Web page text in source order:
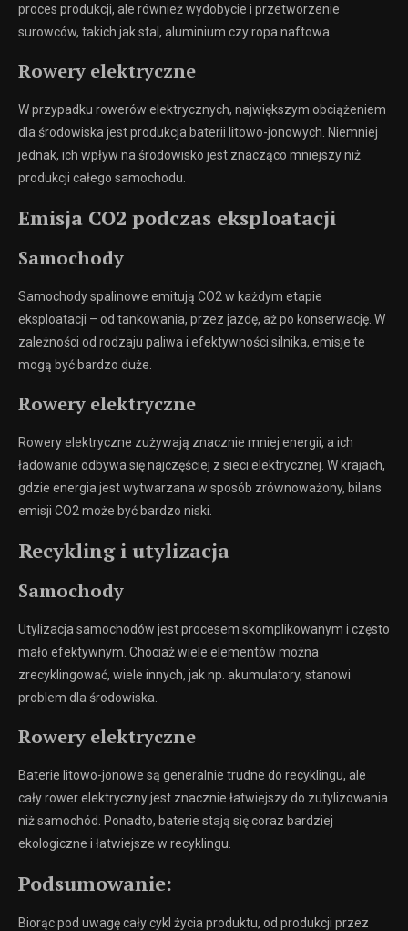
proces produkcji, ale również wydobycie i przetworzenie
surowców, takich jak stal, aluminium czy ropa naftowa.
Rowery elektryczne
W przypadku rowerów elektrycznych, największym obciążeniem
dla środowiska jest produkcja baterii litowo-jonowych. Niemniej
jednak, ich wpływ na środowisko jest znacząco mniejszy niż
produkcji całego samochodu.
Emisja CO2 podczas eksploatacji
Samochody
Samochody spalinowe emitują CO2 w każdym etapie
eksploatacji – od tankowania, przez jazdę, aż po konserwację. W
zależności od rodzaju paliwa i efektywności silnika, emisje te
mogą być bardzo duże.
Rowery elektryczne
Rowery elektryczne zużywają znacznie mniej energii, a ich
ładowanie odbywa się najczęściej z sieci elektrycznej. W krajach,
gdzie energia jest wytwarzana w sposób zrównoważony, bilans
emisji CO2 może być bardzo niski.
Recykling i utylizacja
Samochody
Utylizacja samochodów jest procesem skomplikowanym i często
mało efektywnym. Chociaż wiele elementów można
zrecyklingować, wiele innych, jak np. akumulatory, stanowi
problem dla środowiska.
Rowery elektryczne
Baterie litowo-jonowe są generalnie trudne do recyklingu, ale
cały rower elektryczny jest znacznie łatwiejszy do zutylizowania
niż samochód. Ponadto, baterie stają się coraz bardziej
ekologiczne i łatwiejsze w recyklingu.
Podsumowanie:
Biorąc pod uwagę cały cykl życia produktu, od produkcji przez